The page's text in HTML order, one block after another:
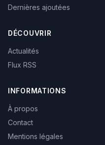
Dernières ajoutées
DÉCOUVRIR
Actualités
Flux RSS
INFORMATIONS
À propos
Contact
Mentions légales